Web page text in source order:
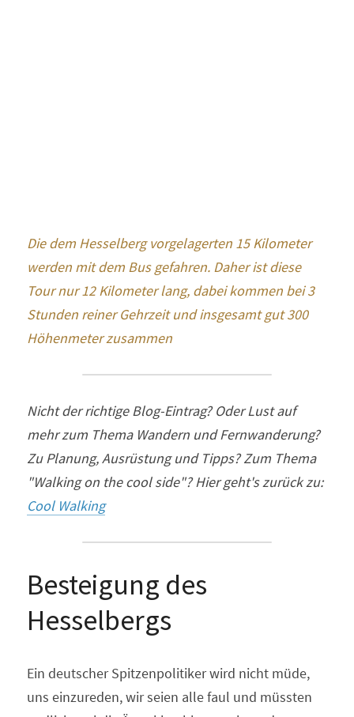
Die dem Hesselberg vorgelagerten 15 Kilometer
werden mit dem Bus gefahren. Daher ist diese
Tour nur 12 Kilometer lang, dabei kommen bei 3
Stunden reiner Gehrzeit und insgesamt gut 300
Höhenmeter zusammen
Nicht der richtige Blog-Eintrag? Oder Lust auf
mehr zum Thema Wandern und Fernwanderung?
Zu Planung, Ausrüstung und Tipps? Zum Thema
"Walking on the cool side"? Hier geht's zurück zu:
Cool Walking
Besteigung des
Hesselbergs
Ein deutscher Spitzenpolitiker wird nicht müde,
uns einzureden, wir seien alle faul und müssten